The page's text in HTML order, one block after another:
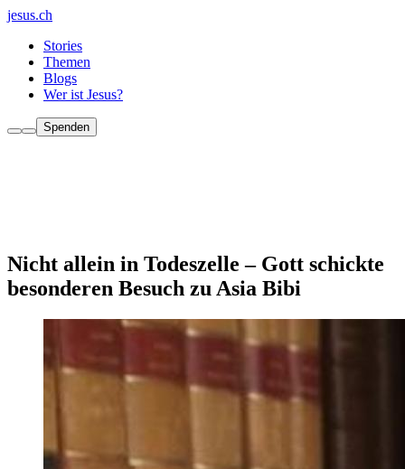
jesus.ch
Stories
Themen
Blogs
Wer ist Jesus?
Spenden
Nicht allein in Todeszelle – Gott schickte
besonderen Besuch zu Asia Bibi